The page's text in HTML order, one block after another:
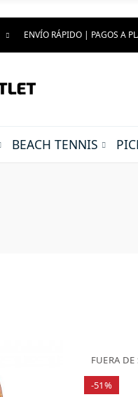
ENVÍO RÁPIDO | PAGOS A
BEACH TENNIS
FUERA DE
-51%